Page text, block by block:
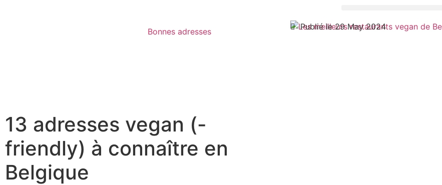
Bonnes adresses
13 adresses vegan (-
friendly) à connaître en
Belgique
Publié le 29 May 2024